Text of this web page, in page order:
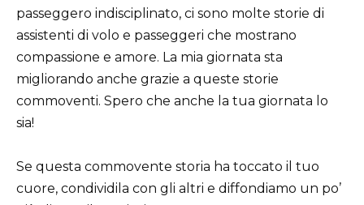
passeggero indisciplinato, ci sono molte storie di
assistenti di volo e passeggeri che mostrano
compassione e amore. La mia giornata sta
migliorando anche grazie a queste storie
commoventi. Spero che anche la tua giornata lo
sia!
Se questa commovente storia ha toccato il tuo
cuore, condividila con gli altri e diffondiamo un po’